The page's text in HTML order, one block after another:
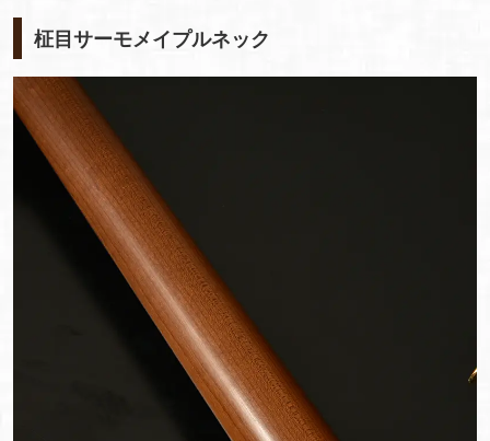
柾目サーモメイプルネック